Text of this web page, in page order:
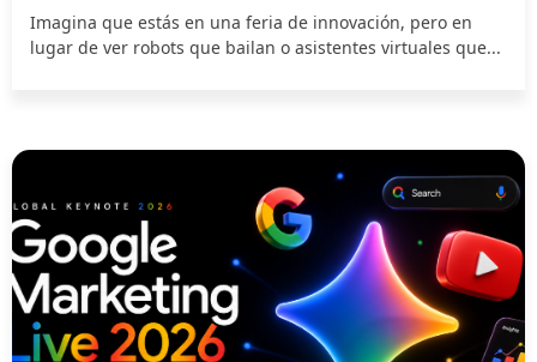
Imagina que estás en una feria de innovación, pero en
lugar de ver robots que bailan o asistentes virtuales que...